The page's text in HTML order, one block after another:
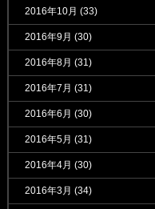
2016年10月 (33)
2016年9月 (30)
2016年8月 (31)
2016年7月 (31)
2016年6月 (30)
2016年5月 (31)
2016年4月 (30)
2016年3月 (34)